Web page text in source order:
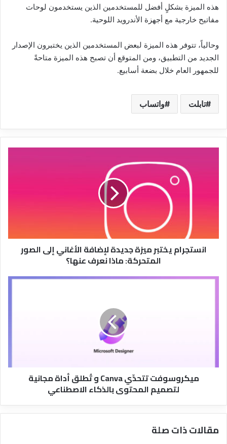
هذه الميزة بشكلٍ أفضل للمستخدمين الذين يستخدمون لوحات
مفاتيح خارجية مع أجهزة الأندرويد اللوحية.
وحالياً، تتوفر هذه الميزة لبعض المستخدمين الذين يختبرون الإصدار
الجديد من التطبيق، ومن المتوقع أن تصبح هذه الميزة متاحةً
للجمهور العام خلال بضعة أسابيع.
تابلت واتساب
المتحركة:
انستجرام يختبر ميزة جديدة لإضافة الأغاني إلى الصور
المتحركة: ماذا نعرف عنها؟
ميكروسوفت
المحتوى
ميكروسوفت تتحدِّي Canva و تُطلق أداة مجانية
لتصميم المحتوى بالذكاء الاصطناعي
مقالات ذات صلة